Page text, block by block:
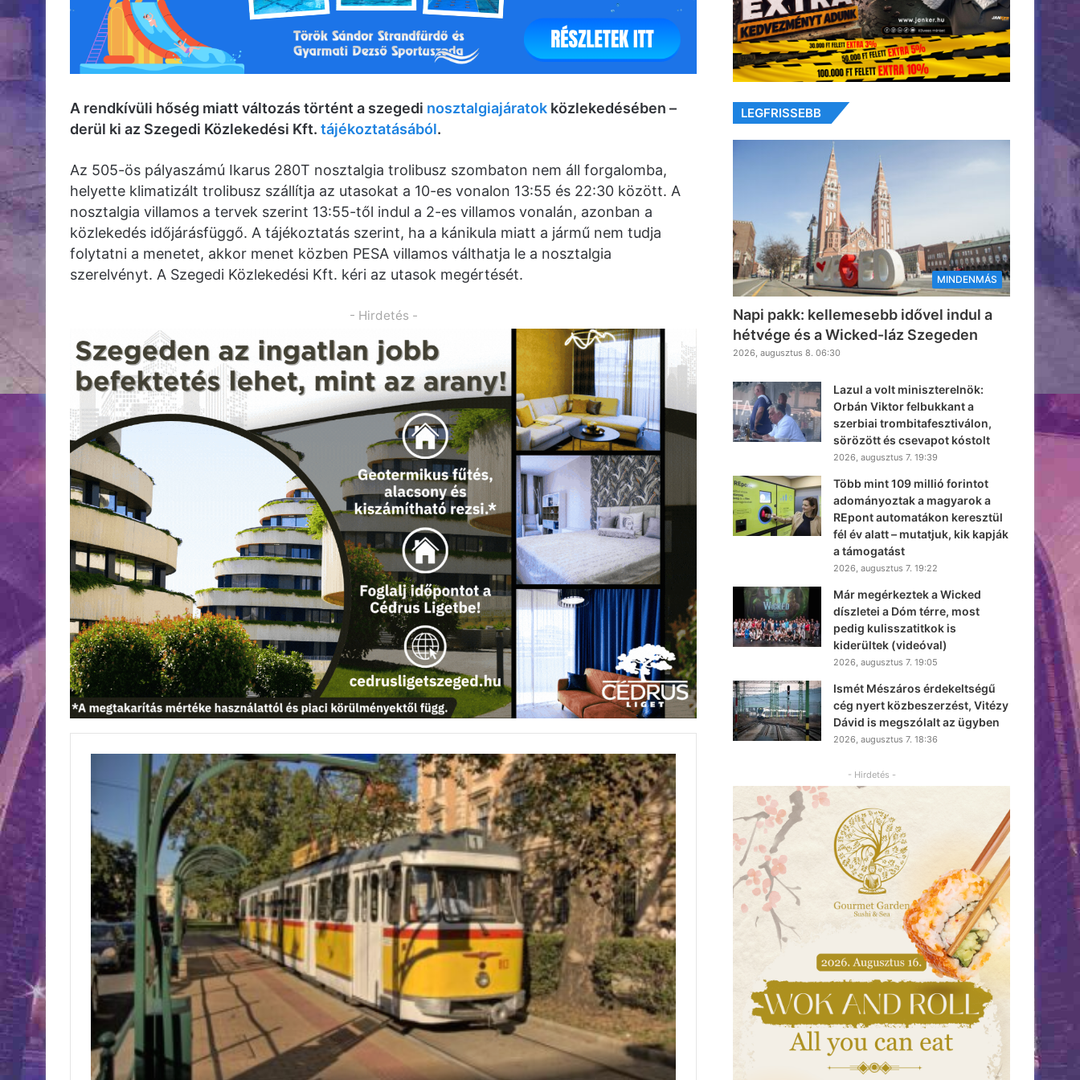
A rendkívüli hőség miatt változás történt a szegedi nosztalgiajáratok közlekedésében –
derül ki az Szegedi Közlekedési Kft. tájékoztatásából.
Az 505-ös pályaszámú Ikarus 280T nosztalgia trolibusz szombaton nem áll forgalomba,
helyette klimatizált trolibusz szállítja az utasokat a 10-es vonalon 13:55 és 22:30 között. A
nosztalgia villamos a tervek szerint 13:55-től indul a 2-es villamos vonalán, azonban a
közlekedés időjárásfüggő. A tájékoztatás szerint, ha a kánikula miatt a jármű nem tudja
folytatni a menetet, akkor menet közben PESA villamos válthatja le a nosztalgia
szerelvényt. A Szegedi Közlekedési Kft. kéri az utasok megértését.
- Hirdetés -
LEGFRISSEBB
MINDENMÁS
Napi pakk: kellemesebb idővel indul a
hétvége és a Wicked-láz Szegeden
2026, augusztus 8. 06:30
Lazul a volt miniszterelnök:
Orbán Viktor felbukkant a
szerbiai trombitafesztiválon,
sörözött és csevapot kóstolt
2026, augusztus 7. 19:39
Több mint 109 millió forintot
adományoztak a magyarok a
REpont automatákon keresztül
fél év alatt – mutatjuk, kik kapják
a támogatást
2026, augusztus 7. 19:22
Már megérkeztek a Wicked
díszletei a Dóm térre, most
pedig kulisszatitkok is
kiderültek (videóval)
2026, augusztus 7. 19:05
Ismét Mészáros érdekeltségű
cég nyert közbeszerzést, Vitézy
Dávid is megszólalt az ügyben
2026, augusztus 7. 18:36
- Hirdetés -